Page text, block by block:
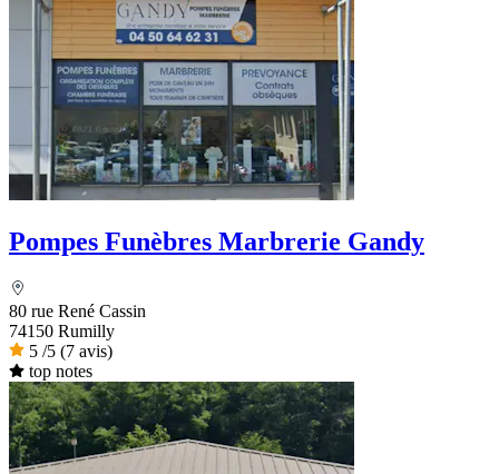
Pompes Funèbres Marbrerie Gandy
80 rue René Cassin
74150 Rumilly
5 /5 (7 avis)
top notes